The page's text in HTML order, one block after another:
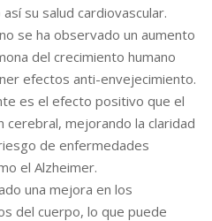
su salud cardiovascular.
se ha observado un aumento
del crecimiento humano
efectos anti-envejecimiento.
es el efecto positivo que el
cerebral, mejorando la claridad
de enfermedades
el Alzheimer.
una mejora en los
del cuerpo, lo que puede